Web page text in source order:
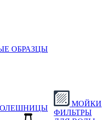
ОБРАЗЦЫ
МОЙКИ
ФИЛЬТРЫ